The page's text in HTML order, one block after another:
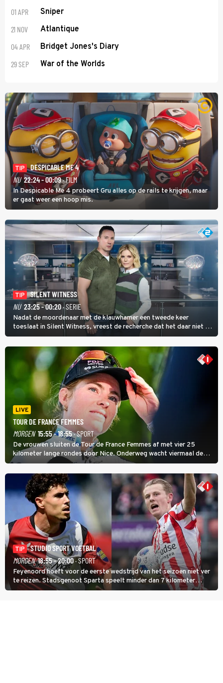
01 APR Sniper
21 NOV Atlantique
04 APR Bridget Jones's Diary
29 SEP War of the Worlds
TIP
DESPICABLE ME 4
NU 22:24 - 00:09· FILM
In Despicable Me 4 probeert Gru alles op de rails te krijgen, maar
er gaat weer een hoop mis.
TIP
SILENT WITNESS
NU 23:25 - 00:20· SERIE
Nadat de moordenaar met de klauwhamer een tweede keer
toeslaat in Silent Witness, vreest de recherche dat het daar niet bij
blijft en vinden Kit en Jack op de plaats delict een foto met nog
twee andere potentiële slachtoffers.
LIVE
TOUR DE FRANCE FEMMES
MORGEN 15:55 - 18:55· SPORT
De vrouwen sluiten de Tour de France Femmes af met vier 25
kilometer lange rondes door Nice. Onderweg wacht viermaal de
zware Col d'Èze. Aan de finish op de Promenade des Anglais krijgt
de eindwinnaar de laatste gele trui.
TIP
STUDIO SPORT VOETBAL
MORGEN 18:55 - 20:00· SPORT
Feyenoord hoeft voor de eerste wedstrijd van het seizoen niet ver
te reizen. Stadsgenoot Sparta speelt minder dan 7 kilometer
verderop. Feyenoord trok de Spaanse spits Nacho Ferri aan van